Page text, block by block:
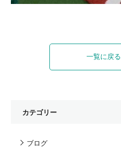
一覧に戻る
カテゴリー
ブログ